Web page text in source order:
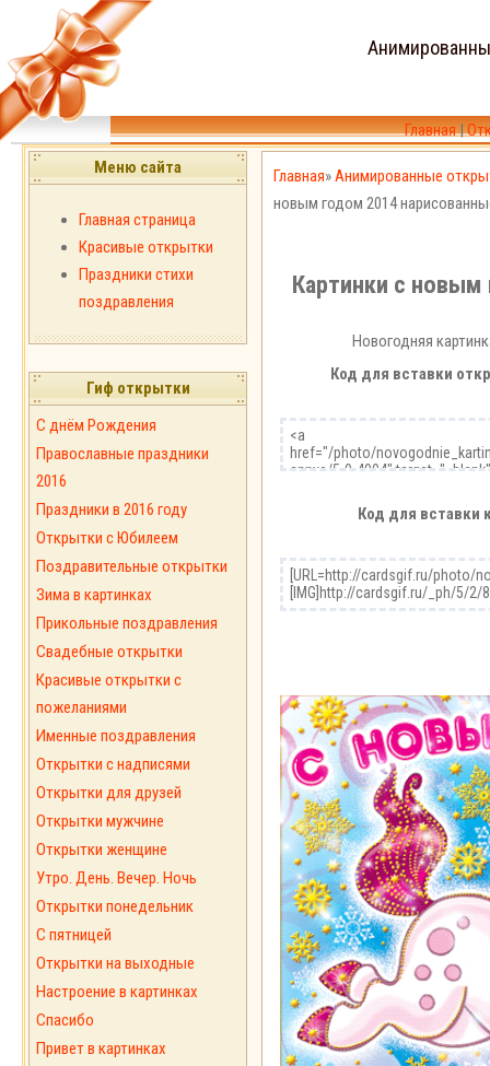
Главная|
Меню сайта
Главная страница
Красивые открытки
Праздники стихи
поздравления
Гиф открытки
С днём Рождения
Православные праздники
2016
Праздники в 2016 году
Открытки с Юбилеем
Поздравительные открытки
Зима в картинках
Прикольные поздравления
Свадебные открытки
Красивые открытки с
пожеланиями
Именные поздравления
Открытки с надписями
Открытки для друзей
Открытки мужчине
Открытки женщине
Утро. День. Вечер. Ночь
Открытки понедельник
С пятницей
Открытки на выходные
Настроение в картинках
Спасибо
Привет в картинках
Главная»Анимированные
новым годом 2014
Картинки с новым
Новогодняя
Код для вставки
Код для вставки